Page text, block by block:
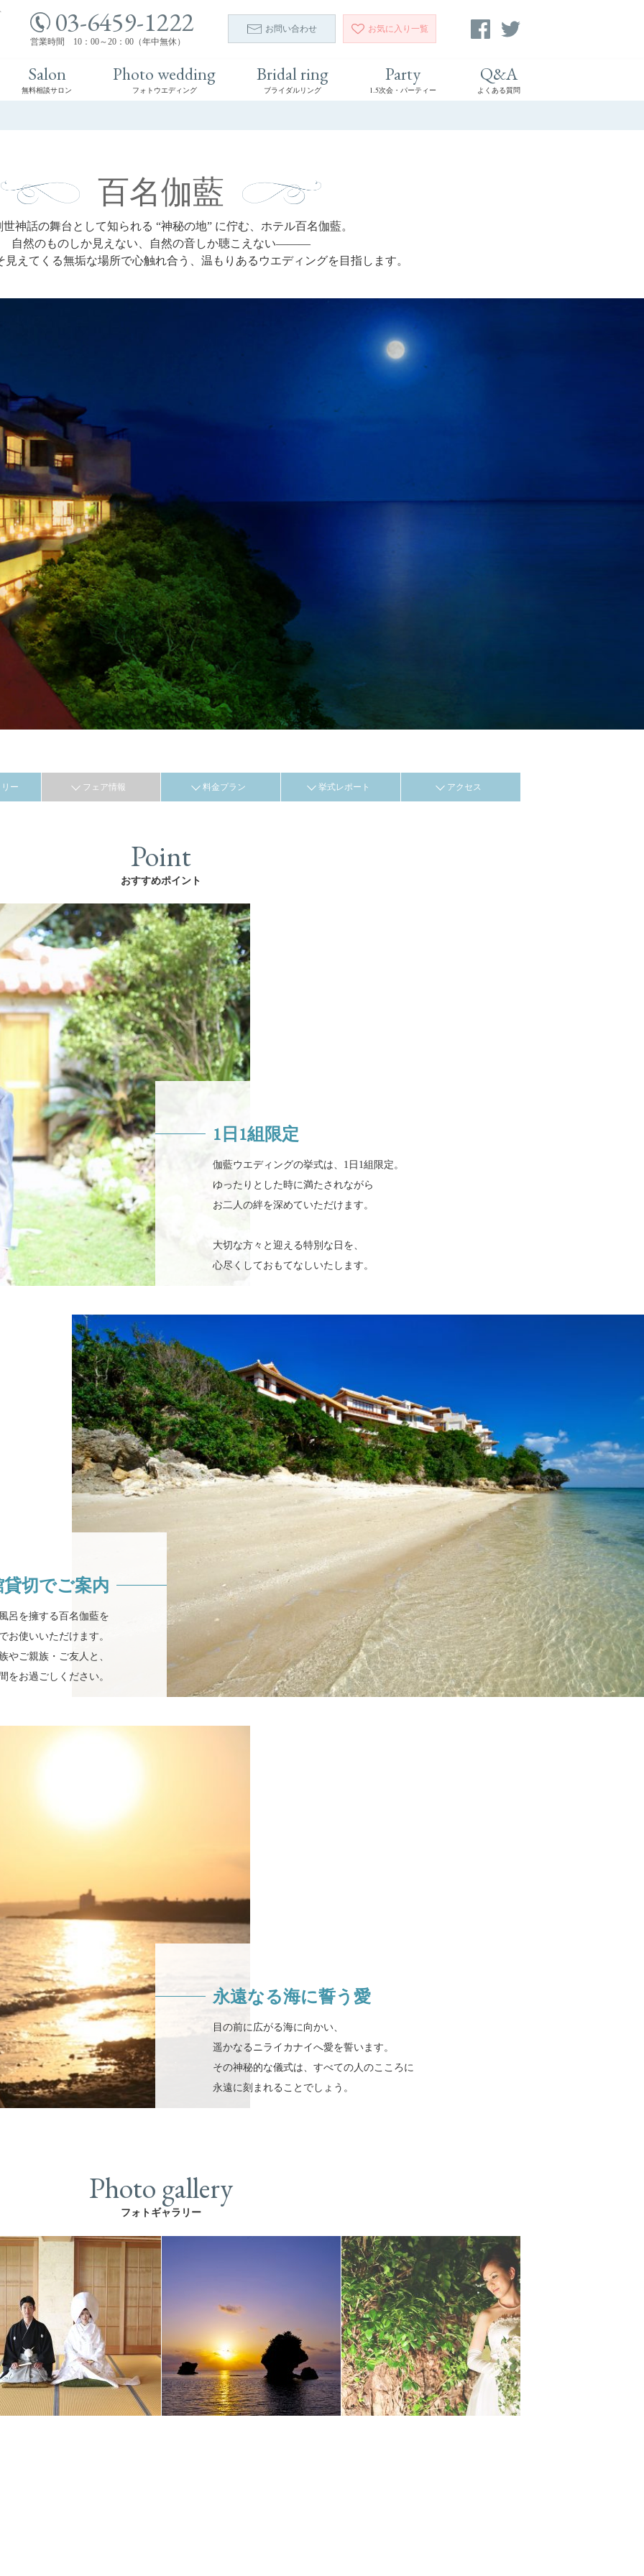
03-6459-1222
営業時間 10：00～20：00（年中無休）
お問い合わせ お気に入り 一覧
Salon
無料相談サロン
Photo wedding
フォトウエディング
Bridal ring
ブライダルリング
Party
1.5次会・パーティー
Q&A
よくある質問
百名伽藍
世神話の舞台として知られる “神秘の地” に佇む、ホテル百名伽藍。
自然のものしか見えない、自然の音しか聴こえない―――
見えてくる無垢な場所で心触れ合う、温もりあるウエディングを目指します。
ー フェア情報 料金プラン 挙式レポート アクセス
Point
おすすめポイント
1日1組限定
伽藍ウエディングの挙式は、1日1組限定。
ゆったりとした時に満たされながら
お二人の絆を深めていただけます。
大切な方々と迎える特別な日を、
心尽くしておもてなしいたします。
切でご案内
呂を擁する百名伽藍を
お使いいただけます。
やご親族・ご友人と、
をお過ごしください。
永遠なる海に誓う愛
目の前に広がる海に向かい、
遥かなるニライカナイへ愛を誓います。
その神秘的な儀式は、すべての人のこころに
永遠に刻まれることでしょう。
Photo gallery
フォトギャラリー